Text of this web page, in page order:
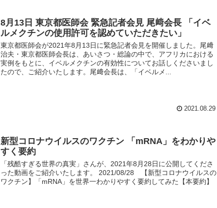
8月13日 東京都医師会 緊急記者会見 尾﨑会長 「イベ
ルメクチンの使用許可を認めていただきたい」
東京都医師会が2021年8月13日に緊急記者会見を開催しました。尾﨑
治夫・東京都医師会長は、あいさつ・総論の中で、アフリカにおける
実例をもとに、イベルメクチンの有効性についてお話しくださいまし
たので、ご紹介いたします。尾﨑会長は、「イベルメ...
2021.08.29
新型コロナウイルスのワクチン 「mRNA」をわかりや
すく要約
「残酷すぎる世界の真実」さんが、2021年8月28日に公開してくださ
った動画をご紹介いたします。 2021/08/28 【新型コロナウイルスの
ワクチン】「mRNA」を世界一わかりやすく要約してみた【本要約】